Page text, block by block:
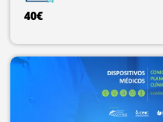
40€